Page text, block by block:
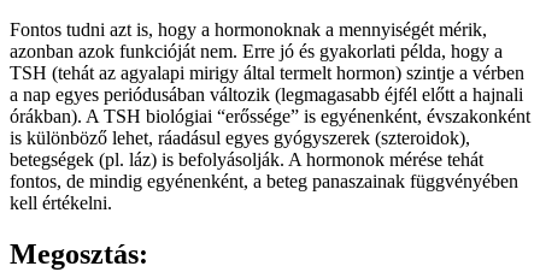
Fontos tudni azt is, hogy a hormonoknak a mennyiségét mérik,
azonban azok funkcióját nem. Erre jó és gyakorlati példa, hogy a
TSH (tehát az agyalapi mirigy által termelt hormon) szintje a vérben
a nap egyes periódusában változik (legmagasabb éjfél előtt a hajnali
órákban). A TSH biológiai “erőssége” is egyénenként, évszakonként
is különböző lehet, ráadásul egyes gyógyszerek (szteroidok),
betegségek (pl. láz) is befolyásolják. A hormonok mérése tehát
fontos, de mindig egyénenként, a beteg panaszainak függvényében
kell értékelni.
Megosztás: